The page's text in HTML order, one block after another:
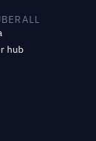
hub